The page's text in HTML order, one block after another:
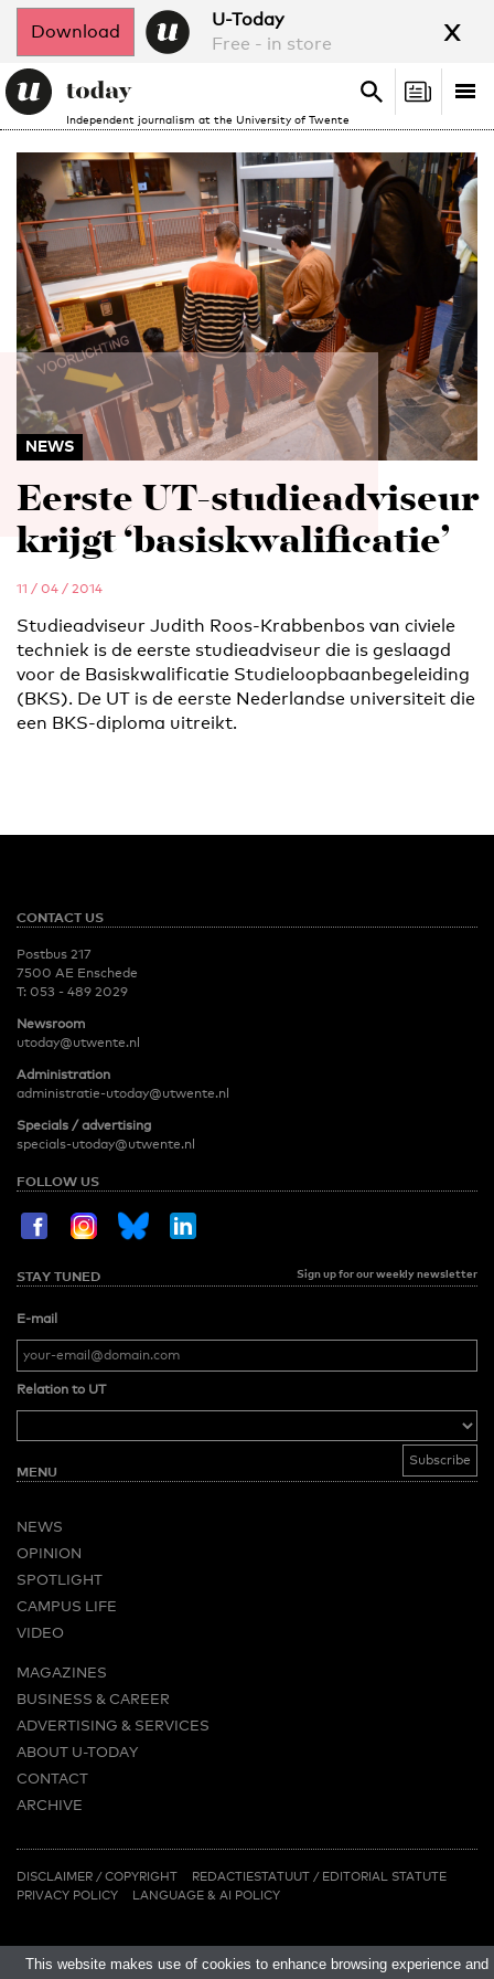
Download
U-Today
Free - in store
x
Independent journalism at the University of Twente
Search
Search
NEWS
Eerste UT-studieadviseur
krijgt ‘basiskwalificatie’
11 / 04 / 2014
Studieadviseur Judith Roos-Krabbenbos van civiele
techniek is de eerste studieadviseur die is geslaagd
voor de Basiskwalificatie Studieloopbaanbegeleiding
(BKS). De UT is de eerste Nederlandse universiteit die
een BKS-diploma uitreikt.
CONTACT US
Postbus 217
7500 AE Enschede
T: 053 - 489 2029
Newsroom
utoday@utwente.nl
Administration
administratie-utoday@utwente.nl
Specials / advertising
specials-utoday@utwente.nl
FOLLOW US
STAY TUNED Sign up for our weekly newsletter
E-mail
Relation to UT
MENU
NEWS
OPINION
SPOTLIGHT
CAMPUS LIFE
VIDEO
MAGAZINES
BUSINESS & CAREER
ADVERTISING & SERVICES
ABOUT U-TODAY
CONTACT
ARCHIVE
LINKS
DISCLAIMER / COPYRIGHT REDACTIESTATUUT (PDF)
/ EDITORIAL STATUTE(PDF)
PRIVACY POLICY
LANGUAGE & AI POLICY
This website makes use of cookies to enhance browsing experience and